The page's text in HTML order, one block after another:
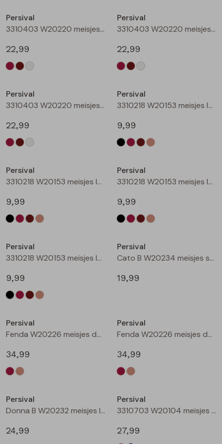
Bermuda's
Persival
3310403 W20220 meisjes sweatshirt Wijnrood
22,99
Persival
3310403 W20220 meisjes sweatshirt Bruin donker
22,99
Persival
3310403 W20220 meisjes sweatshirt Cream
22,99
Persival
3310218 W20153 meisjes legging Zwart
9,99
Persival
3310218 W20153 meisjes legging Wijnrood
9,99
Persival
3310218 W20153 meisjes legging Bruin donker
9,99
Persival
3310218 W20153 meisjes legging Taupe
9,99
Persival
Cato B W20234 meisjes sweatshirt Wijnrood
19,99
Persival
Fenda W20226 meisjes denim jack Wijnrood
34,99
Persival
Fenda W20226 meisjes denim jack Zand
34,99
Persival
Donna B W20232 meisjes lange broek Wijnrood
24,99
Persival
3310703 W20104 meisjes Jurk Cerise
27,99